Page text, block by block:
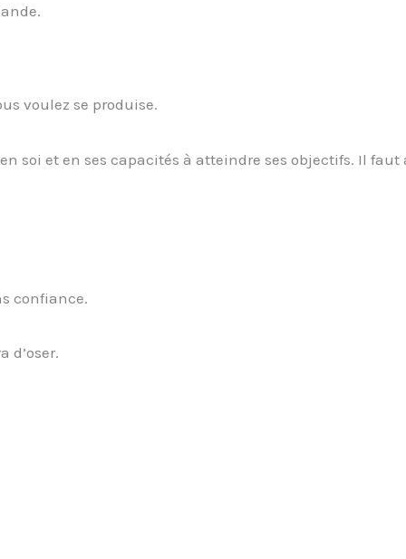
voulez se produise.
soi et en ses capacités à atteindre ses objectifs. Il faut
confiance.
d’oser.